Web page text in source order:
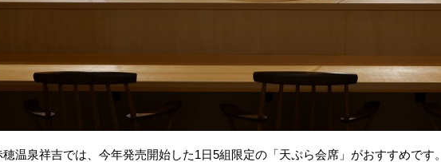
穂温泉祥吉では、今年発売開始した1日5組限定の「天ぷら会席」がおすすめです。